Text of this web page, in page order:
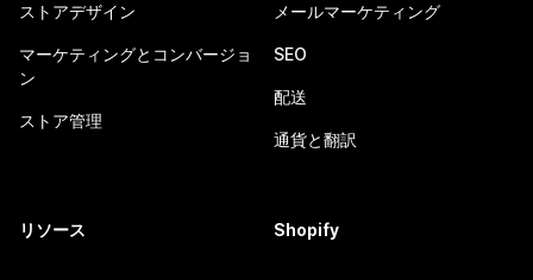
ストアデザイン
マーケティングとコンバージョ
ン
ストア管理
メールマーケティング
SEO
配送
通貨と翻訳
リソース Shopify